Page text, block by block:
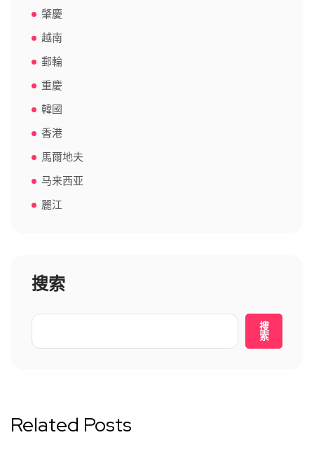
肇慶
越南
郵輪
重慶
韓國
香港
馬爾地夫
马来西亚
麗江
搜索
搜
索
Related Posts